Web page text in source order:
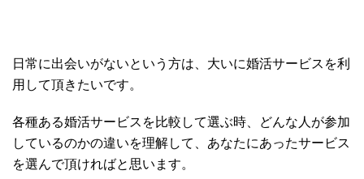
日常に出会いがないという方は、大いに婚活サービスを利
用して頂きたいです。
各種ある婚活サービスを比較して選ぶ時、どんな人が参加
しているのかの違いを理解して、あなたにあったサービス
を選んで頂ければと思います。